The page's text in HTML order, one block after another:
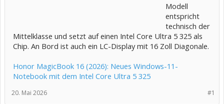
Modell
entspricht
technisch der
Mittelklasse und setzt auf einen Intel Core Ultra 5 325 als
Chip. An Bord ist auch ein LC-Display mit 16 Zoll Diagonale.
Honor MagicBook 16 (2026): Neues Windows-11-
Notebook mit dem Intel Core Ultra 5 325
#1
20. Mai 2026